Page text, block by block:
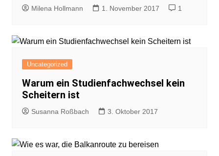
Milena Hollmann 1. November 2017 1
Uncategorized
Warum ein Studienfachwechsel kein
Scheitern ist
Susanna Roßbach 3. Oktober 2017